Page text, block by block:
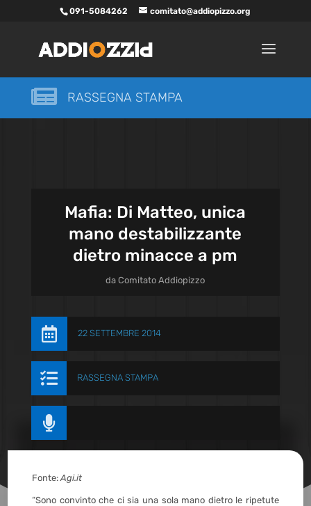
091-5084262 comitato@addiopizzo.org
 RASSEGNA STAMPA
Mafia: Di Matteo, unica
mano destabilizzante
dietro minacce a pm
daComitato Addiopizzo
 22 SETTEMBRE 2014
 RASSEGNA STAMPA

Fonte:Agi.it
“Sono convinto che ci sia una sola mano dietro le ripetute